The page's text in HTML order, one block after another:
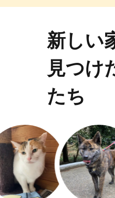
新しい
見つけ
たち